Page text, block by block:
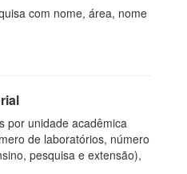
com nome, área, nome
por unidade acadêmica
de laboratórios, número
pesquisa e extensão),